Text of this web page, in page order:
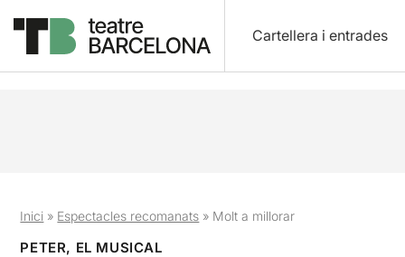
Cartellera i entrades
Inici » Espectacles recomanats » Molt a millorar
PETER, EL MUSICAL